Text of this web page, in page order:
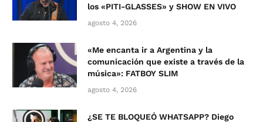
los «PITI-GLASSES» y SHOW EN VIVO
agosto 4, 2026
«Me encanta ir a Argentina y la
comunicación que existe a través de la
música»: FATBOY SLIM
agosto 4, 2026
¿SE TE BLOQUEÓ WHATSAPP? Diego